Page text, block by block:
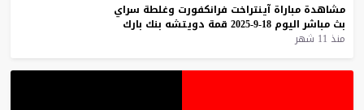
مشاهدة مباراة آينتراخت فرانكفورت وغلطة سراي
بث مباشر اليوم 18-9-2025 قمة دويتشه بنك بارك
منذ 11 شهر